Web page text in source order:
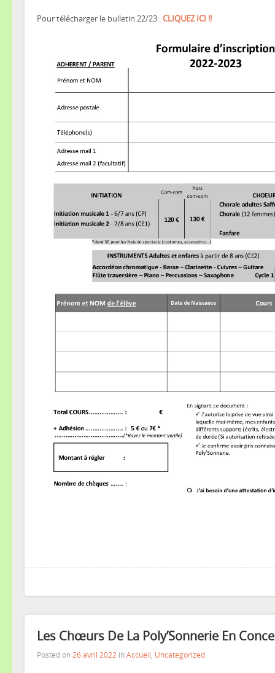
Pour télécharger le bulletin 22/23 :CLIQUEZ ICI !!
Les Chœurs De La Poly’Sonnerie En
Posted on 26 avril 2022 inAccueil Uncategorized